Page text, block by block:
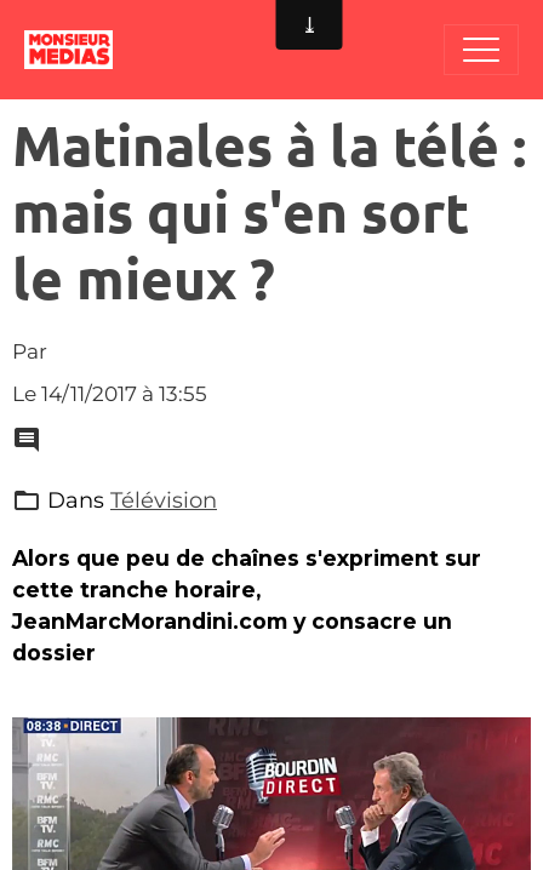
Matinales à la télé :
mais qui s'en sort
le mieux ?
Par
Le 14/11/2017 à 13:55
Dans Télévision
Alors que peu de chaînes s'expriment sur
cette tranche horaire,
JeanMarcMorandini.com y consacre un
dossier